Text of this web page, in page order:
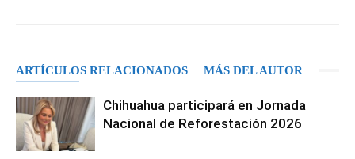
ARTÍCULOS RELACIONADOS MÁS DEL AUTOR
Chihuahua participará en Jornada
Nacional de Reforestación 2026